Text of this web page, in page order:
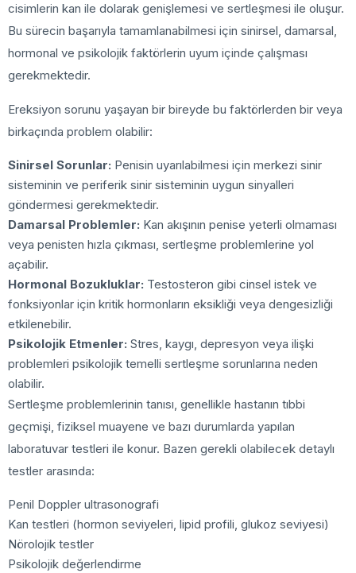
cisimlerin kan ile dolarak genişlemesi ve sertleşmesi ile oluşur.
Bu sürecin başarıyla tamamlanabilmesi için sinirsel, damarsal,
hormonal ve psikolojik faktörlerin uyum içinde çalışması
gerekmektedir.
Ereksiyon sorunu yaşayan bir bireyde bu faktörlerden bir veya
birkaçında problem olabilir:
Sinirsel Sorunlar: Penisin uyarılabilmesi için merkezi sinir
sisteminin ve periferik sinir sisteminin uygun sinyalleri
göndermesi gerekmektedir.
Damarsal Problemler: Kan akışının penise yeterli olmaması
veya penisten hızla çıkması, sertleşme problemlerine yol
açabilir.
Hormonal Bozukluklar: Testosteron gibi cinsel istek ve
fonksiyonlar için kritik hormonların eksikliği veya dengesizliği
etkilenebilir.
Psikolojik Etmenler: Stres, kaygı, depresyon veya ilişki
problemleri psikolojik temelli sertleşme sorunlarına neden
olabilir.
Sertleşme problemlerinin tanısı, genellikle hastanın tıbbi
geçmişi, fiziksel muayene ve bazı durumlarda yapılan
laboratuvar testleri ile konur. Bazen gerekli olabilecek detaylı
testler arasında:
Penil Doppler ultrasonografi
Kan testleri (hormon seviyeleri, lipid profili, glukoz seviyesi)
Nörolojik testler
Psikolojik değerlendirme